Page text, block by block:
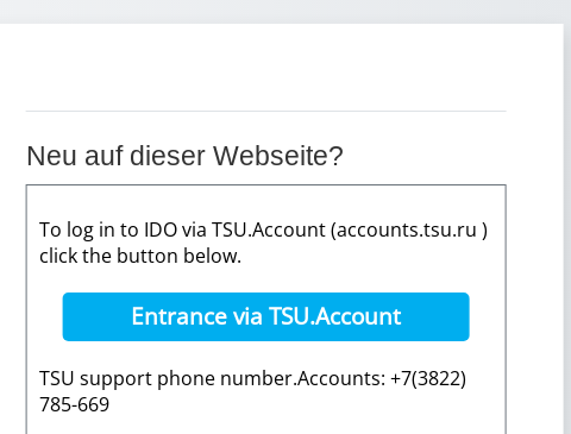
Neu auf dieser Webseite?
To log in to IDO via TSU.Account (accounts.tsu.ru )
click the button below.
Entrance via TSU.Account
TSU support phone number.Accounts: +7(3822)
785-669